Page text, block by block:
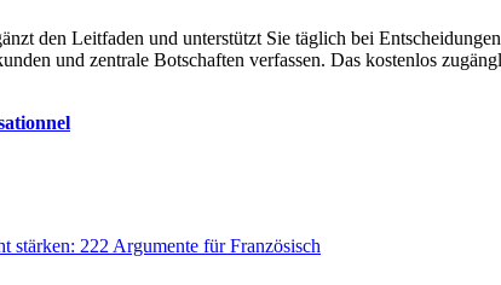
den Leitfaden und unterstützt Sie täglich bei
und zentrale Botschaften verfassen. Das kostenlos
stärken: 222 Argumente für Französisch